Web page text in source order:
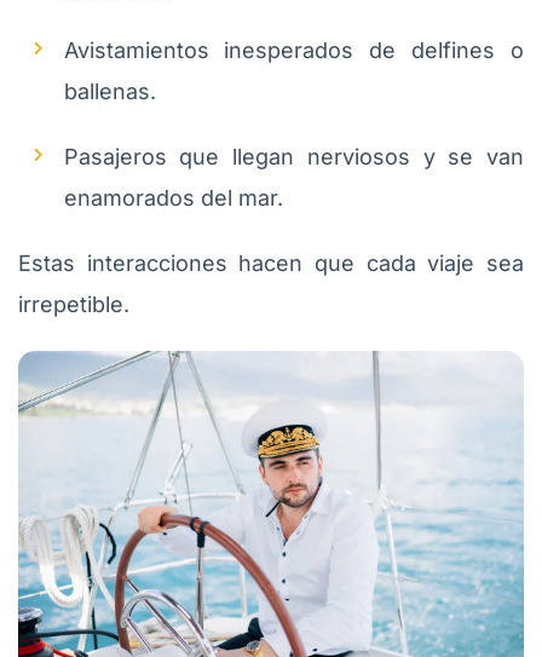
Avistamientos inesperados de delfines o
ballenas.
Pasajeros que llegan nerviosos y se van
enamorados del mar.
Estas interacciones hacen que cada viaje sea
irrepetible.